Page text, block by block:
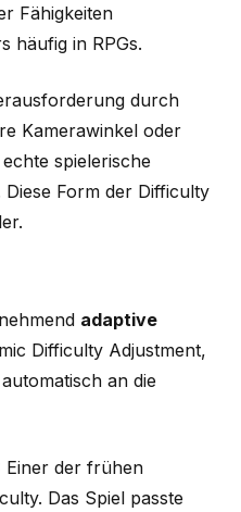
Fähigkeiten
häufig in RPGs.
durch
Kamerawinkel oder
spielerische
Form der Difficulty
adaptive
Difficulty Adjustment,
an die
Einer der frühen
Das Spiel passte